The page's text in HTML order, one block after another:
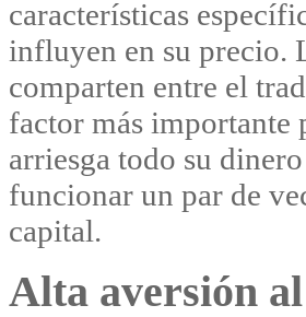
características
influyen en su precio.
comparten entre el
factor más importante
arriesga todo su
funcionar un par de
capital.
Alta aversión